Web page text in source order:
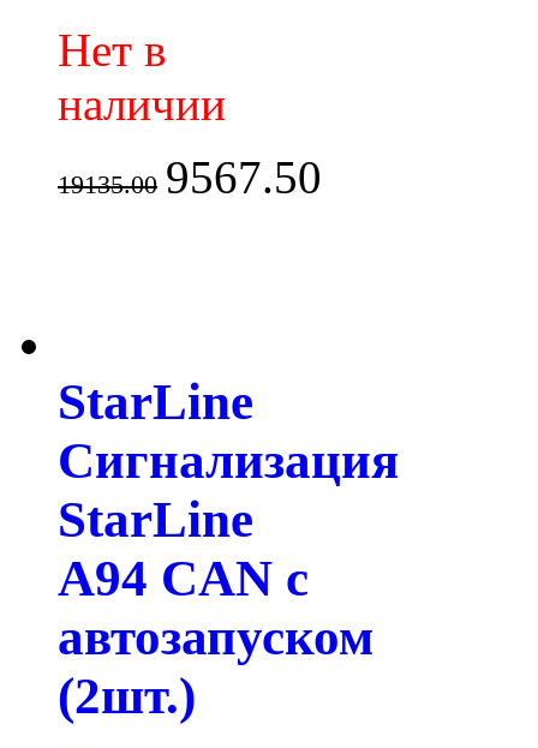
Нет в
наличии
19135.00 9567.50
StarLine
Сигнализация
StarLine
A94 CAN с
автозапуском
(2шт.)